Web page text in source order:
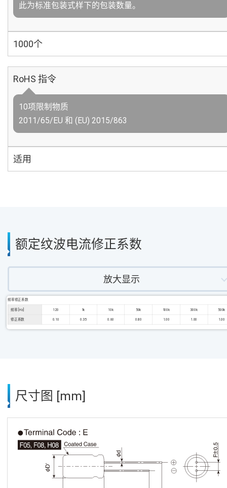
此为标准包装式样下的包装数量。
1000个
RoHS 指令
10项限制物质
2011/65/EU 和 (EU) 2015/863
适用
额定纹波电流修正系数
放大显示
频率修正系数
频率 [Hz] 120 1k 10k 50k 100k 300k 500k
修正系数 0.10 0.35 0.60 0.80 1.00 1.00 1.00
尺寸图 [mm]